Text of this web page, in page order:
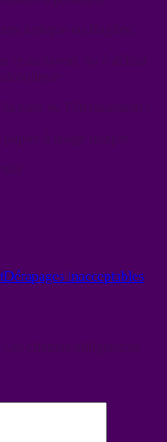
Dérapages inacceptables